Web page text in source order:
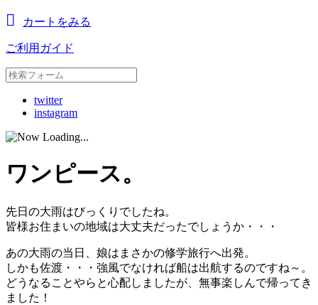
カートをみる
ご利用ガイド
twitter
instagram
ワンピース。
先日の大雨はびっくりでしたね。
皆様お住まいの地域は大丈夫だったでしょうか・・・
あの大雨の当日、娘はまさかの修学旅行へ出発。
しかも佐渡・・・強風でなければ船は出航するのですね～。
どうなることやらと心配しましたが、無事楽しんで帰ってき
ました！